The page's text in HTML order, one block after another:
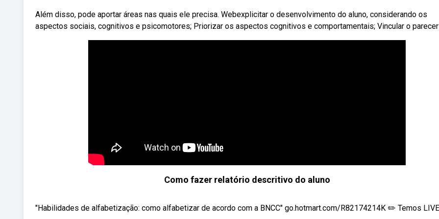
Além disso, pode aportar áreas nas quais ele precisa. Webexplicitar o desenvolvimento do aluno, considerando os
aspectos sociais, cognitivos e psicomotores; Priorizar os aspectos cognitivos e comportamentais; Vincular o parecer
Como fazer relatório descritivo do aluno
"Habilidades de alfabetização: como alfabetizar de acordo com a BNCC" go.hotmart.com/R82174214K ✏️ Temos